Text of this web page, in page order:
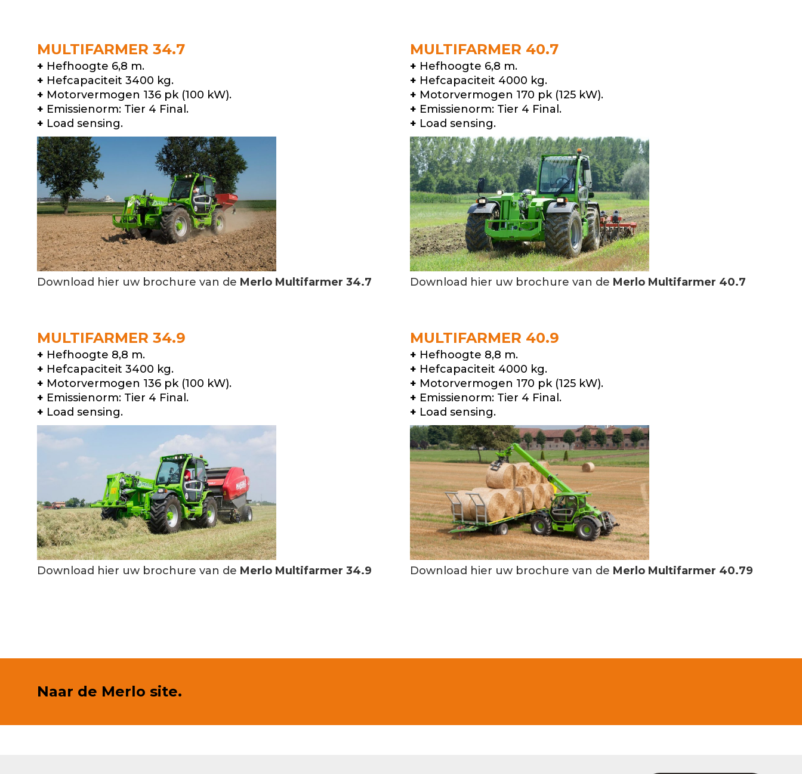
MULTIFARMER 34.7
+ Hefhoogte 6,8 m.
+ Hefcapaciteit 3400 kg.
+ Motorvermogen 136 pk (100 kW).
+ Emissienorm: Tier 4 Final.
+ Load sensing.
Download hier uw brochure van de Merlo Multifarmer 34.7
MULTIFARMER 34.9
+ Hefhoogte 8,8 m.
+ Hefcapaciteit 3400 kg.
+ Motorvermogen 136 pk (100 kW).
+ Emissienorm: Tier 4 Final.
+ Load sensing.
Download hier uw brochure van de Merlo Multifarmer 34.9
MULTIFARMER 40.7
+ Hefhoogte 6,8 m.
+ Hefcapaciteit 4000 kg.
+ Motorvermogen 170 pk (125 kW).
+ Emissienorm: Tier 4 Final.
+ Load sensing.
Download hier uw brochure van de Merlo Multifarmer 40.7
MULTIFARMER 40.9
+ Hefhoogte 8,8 m.
+ Hefcapaciteit 4000 kg.
+ Motorvermogen 170 pk (125 kW).
+ Emissienorm: Tier 4 Final.
+ Load sensing.
Download hier uw brochure van de Merlo Multifarmer 40.79
Naar de Merlo site.